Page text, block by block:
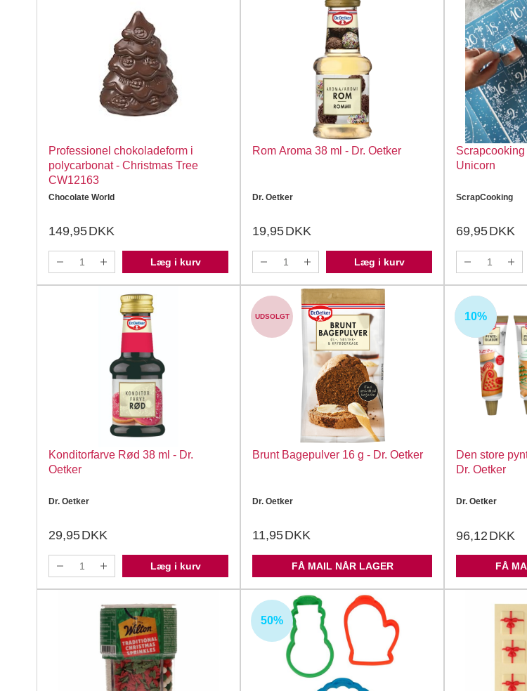
Professionel chokoladeform i
polycarbonat - Christmas Tree
CW12163
Chocolate World
149,95DKK
Læg i kurv
Rom Aroma 38 ml - Dr. Oetker
Dr. Oetker
19,95DKK
Læg i kurv
Unicorn
ScrapCooking
69,95DKK
Konditorfarve Rød 38 ml - Dr.
Oetker
Dr. Oetker
29,95DKK
Læg i kurv
UDSOLGT
Brunt Bagepulver 16 g - Dr. Oetker
Dr. Oetker
11,95DKK
FÅ MAIL NÅR LAGER
UDSOLGT
10%
Den store
Dr. Oetker
Dr. Oetker
96,12 DKK
FÅ
50%